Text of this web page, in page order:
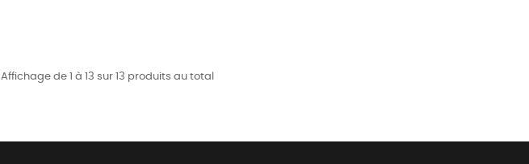
Affichage de 1 à 13 sur 13 produits au total